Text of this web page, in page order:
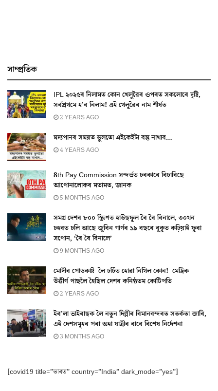
সাম্প্ৰতিক
IPL ২০২৫ৰ নিলামত কোন খেলুৱৈৰ ওপৰত সকলোৰে দৃষ্টি,
সৰ্বপ্ৰথমে হ’ব নিলাম! এই খেলুৱৈৰ নাম শীৰ্ষত
2 YEARS AGO
মদ্যপানৰ সময়ত ভুলতো এইকেইটা বস্তু নাখাব…
4 YEARS AGO
8th Pay Commission সন্দৰ্ভত চৰকাৰে বিচাৰিছে
আপোনালোকৰ মতামত, জানক
5 MONTHS AGO
সমগ্ৰ দেশৰ ৮০০ স্ক্ৰিণত হাউছফুল ৰৈ ৰৈ বিনালে, ৩০খন
চহৰত চলি আছে জুবিন গাৰ্গৰ ১৯ বছৰে বুকুত কঢ়িয়াই ফুৰা
সপোন, ‘ৰৈ ৰৈ বিনালে’
9 MONTHS AGO
মোদীৰ পোডকাষ্ট লৈ চৰ্চিত হোৱা নিখিল কোন! মেট্ৰিক
উত্তীৰ্ণ পাছলৈ হৈছিল দেশৰ কনিষ্ঠতম কোটিপতি
2 YEARS AGO
ইব’লা ভাইৰাছক লৈ নতুন দিল্লীৰ বিমানবন্দৰত সতৰ্কতা জাৰি,
এই দেশসমূহৰ পৰা অহা যাত্ৰীৰ বাবে বিশেষ নিৰ্দেশনা
3 MONTHS AGO
[covid19 title=”ভাৰত” country=”India” dark_mode=”yes”]